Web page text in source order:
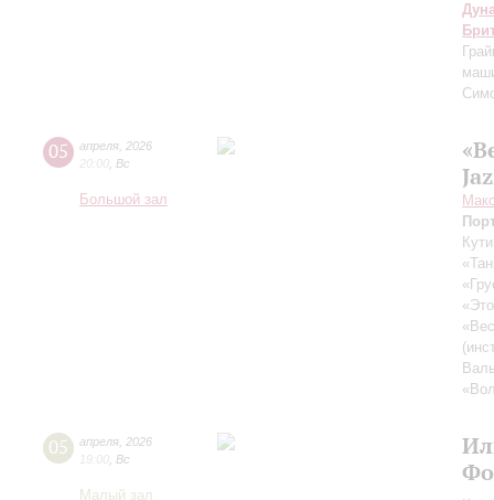
05 апреля 2026
20:00 Вс
Большой зал
05 апреля 2026
19:00 Вс
Малый зал